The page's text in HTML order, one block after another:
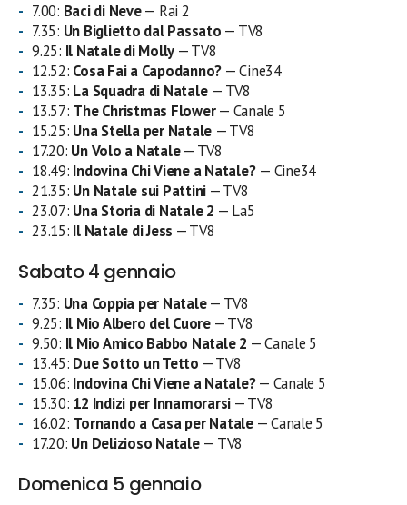
7.00: Baci di Neve— Rai 2
7.35: Un Biglietto dal Passato — TV8
9.25: Il Natale di Molly — TV8
12.52: Cosa Fai a Capodanno? — Cine34
13.35: La Squadra di Natale — TV8
13.57: The Christmas Flower— Canale 5
15.25: Una Stella per Natale — TV8
17.20: Un Volo a Natale— TV8
18.49: Indovina Chi Viene a Natale? — Cine34
21.35: Un Natale sui Pattini — TV8
23.07: Una Storia di Natale 2 — La5
23.15: Il Natale di Jess — TV8
Sabato 4 gennaio
7.35: Una Coppia per Natale— TV8
9.25: Il Mio Albero del Cuore— TV8
9.50: Il Mio Amico Babbo Natale 2 — Canale 5
13.45: Due Sotto un Tetto — TV8
15.06: Indovina Chi Viene a Natale?— Canale 5
15.30: 12 Indizi per Innamorarsi — TV8
16.02: Tornando a Casa per Natale— Canale 5
17.20: Un Delizioso Natale — TV8
Domenica 5 gennaio